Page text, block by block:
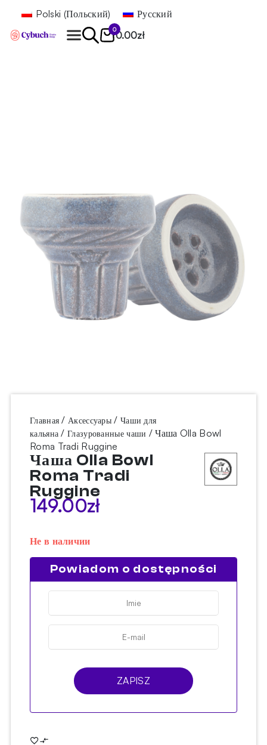
Polski (Польский) Русский
0
0.00zł
Главная /Аксессуары / Чаши для
кальяна /Глазурованные чаши / Чаша Olla Bowl
Roma Tradi Ruggine
Чаша Olla Bowl
Roma Tradi
Ruggine
149.00zł
Не в наличии
Powiadom o dostępności
ZAPISZ